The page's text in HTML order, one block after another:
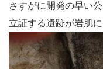
さすがに開発の早い
立証する遺跡が岩肌